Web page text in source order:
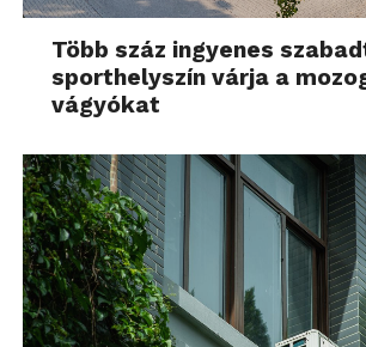
Több száz ingyenes
sporthelyszín várja a
vágyókat